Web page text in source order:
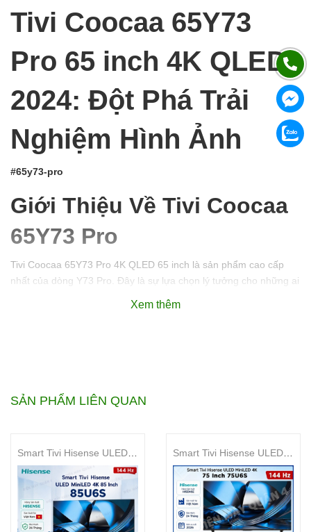
Tivi Coocaa 65Y73
Pro 65 inch 4K QLED
2024: Đột Phá Trải
Nghiệm Hình Ảnh
#65y73-pro
Giới Thiệu Về Tivi Coocaa
65Y73 Pro
Tivi Coocaa 65Y73 Pro 4K QLED 65 inch là sản phẩm cao cấp
nhất của dòng Y73 Pro. Đây là sự lựa chọn lý tưởng cho những ai
QLED, hỗ trợ HDR và Dolby Vision, công nghệ Chameleon
Xem thêm
SẢN PHẨM LIÊN QUAN